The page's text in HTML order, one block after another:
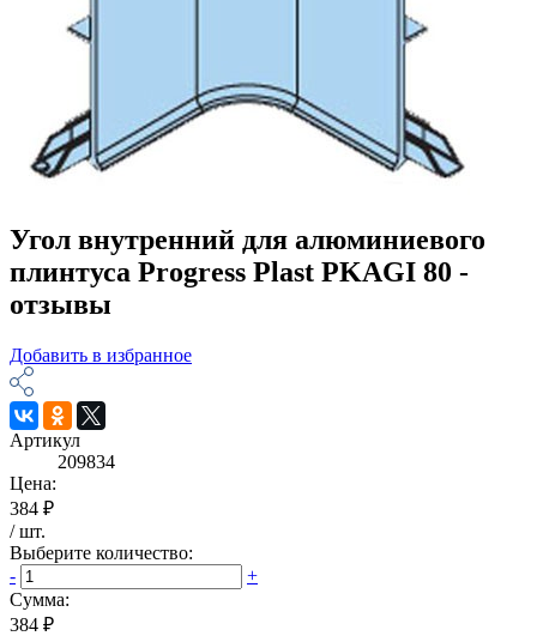
Угол внутренний для алюминиевого
плинтуса Progress Plast PKAGI 80 -
отзывы
Добавить в избранное
Артикул
209834
Цена:
384 ₽
/шт.
Выберите количество:
-
+
Сумма:
384 ₽